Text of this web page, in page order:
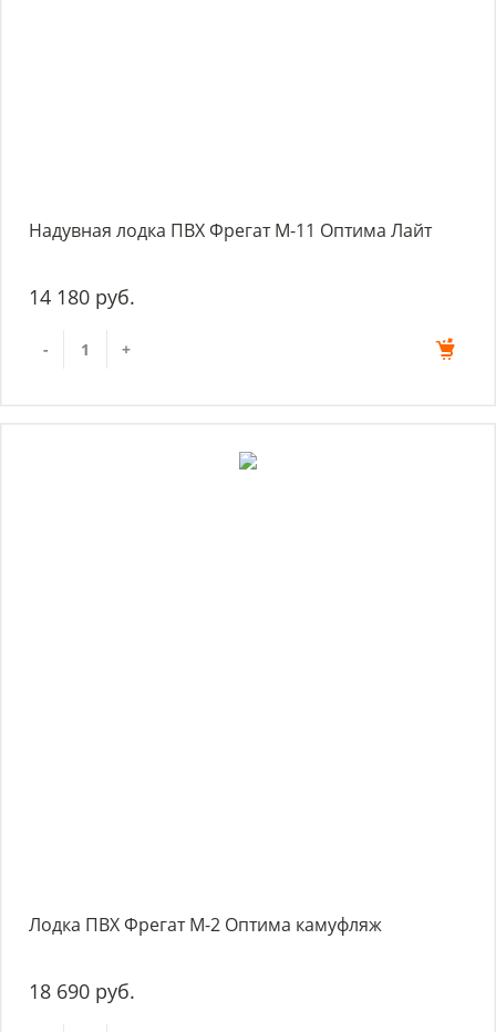
Надувная лодка ПВХ Фрегат М-11 Оптима Лайт
14 180 руб.
- +
Лодка ПВХ Фрегат М-2 Оптима камуфляж
18 690 руб.